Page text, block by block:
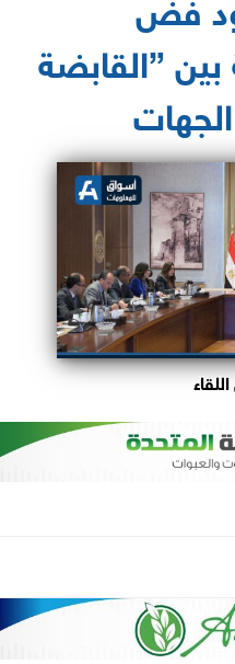
بين ”القابضة